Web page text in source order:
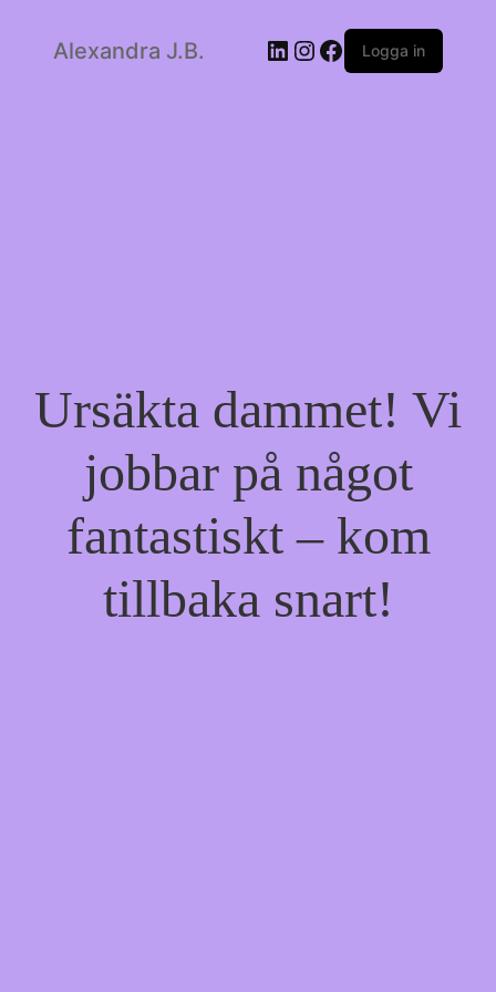
Alexandra J.B. LinkedIn
Instagram
Facebook
Logga in
Ursäkta dammet! Vi
jobbar på något
fantastiskt – kom
tillbaka snart!